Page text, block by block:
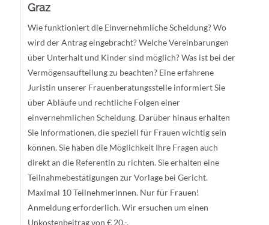
Graz
Wie funktioniert die Einvernehmliche Scheidung? Wo
wird der Antrag eingebracht? Welche Vereinbarungen
über Unterhalt und Kinder sind möglich? Was ist bei der
Vermögensaufteilung zu beachten? Eine erfahrene
Juristin unserer Frauenberatungsstelle informiert Sie
über Abläufe und rechtliche Folgen einer
einvernehmlichen Scheidung. Darüber hinaus erhalten
Sie Informationen, die speziell für Frauen wichtig sein
können. Sie haben die Möglichkeit Ihre Fragen auch
direkt an die Referentin zu richten. Sie erhalten eine
Teilnahmebestätigungen zur Vorlage bei Gericht.
Maximal 10 Teilnehmerinnen. Nur für Frauen!
Anmeldung erforderlich. Wir ersuchen um einen
Unkostenbeitrag von € 20,-.